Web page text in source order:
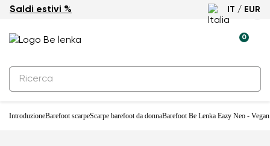
Saldi estivi % IT / EUR
0
IntroduzioneBarefoot scarpeScarpe barefoot da donnaBarefoot Be Lenka Eazy Neo -